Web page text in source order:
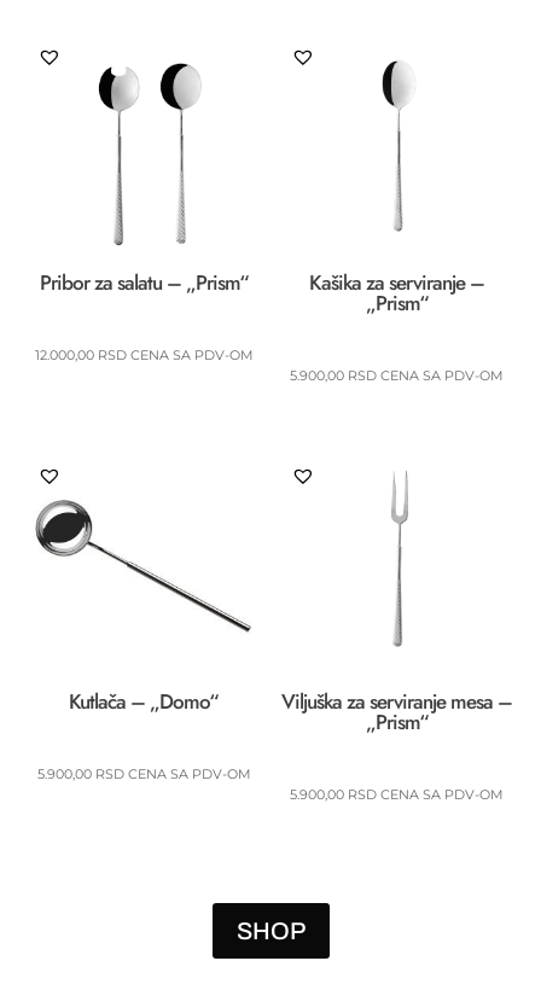
Pribor za salatu – „Prism“
12.000,00 RSD CENA SA PDV-OM
Kašika za serviranje –
„Prism“
5.900,00 RSD CENA SA PDV-OM
Kutlača – „Domo“
5.900,00 RSD CENA SA PDV-OM
Viljuška za serviranje mesa –
„Prism“
5.900,00 RSD CENA SA PDV-OM
SHOP